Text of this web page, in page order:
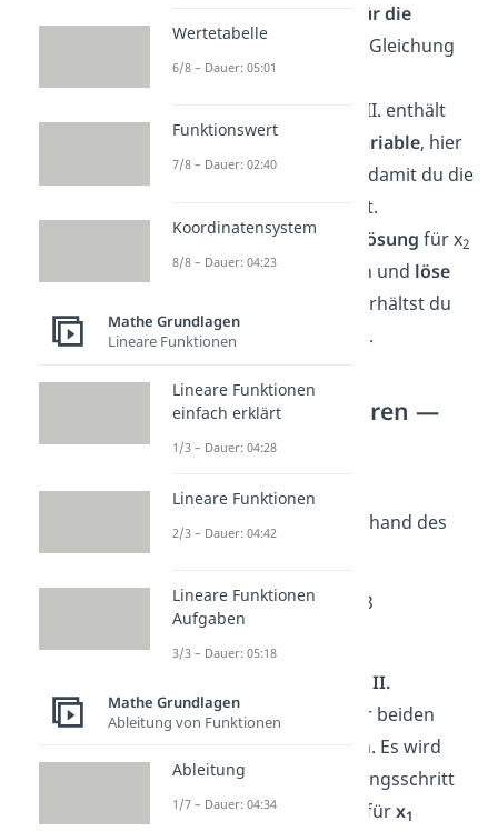
Ergebnis für die
Unbekannte
in die II. Gleichung
anstatt x ein
Gleichung II. enthält
nun nur noch
eine Variable, hier
x . Löse nach ihr auf, damit du die
erhältst.
4. Schritt:Setze die Lösung für x2
in dieGleichung I. ein und löse
auf. So erhältst du
das Ergebnis des LGS.
Einsetzungsverfahren —
Beispielrechnung
Schauen wir uns das
Einsetzungsverfahren anhand des
I. 2x1+ x
= 13
II.
Gleichungnach einer der beiden
Unbekannten aufzulösen. Es wird
nämlich nur ein Umstellungsschritt
benötigt. Wir haben uns fürx1
Wertetabelle
6/8 – Dauer: 05:01
Funktionswert
7/8 – Dauer: 02:40
Koordinatensystem
8/8 – Dauer: 04:23
Mathe Grundlagen
Lineare Funktionen
Lineare Funktionen
einfach erklärt
1/3 – Dauer: 04:28
Lineare Funktionen
2/3 – Dauer: 04:42
Lineare Funktionen
Aufgaben
3/3 – Dauer: 05:18
Mathe Grundlagen
Ableitung von Funktionen
Ableitung
1/7 – Dauer: 04:34